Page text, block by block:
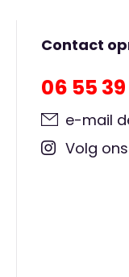
Contact
06 55 39
e-mail
Volg